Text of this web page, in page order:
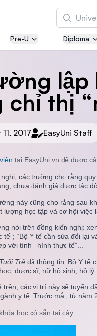
Tìm kiếm
Pre-U Diploma
lập
chỉ thị
2017 EasyUni Staff
tại EasyUni.vn để được
các trường cho rằng
chưa đánh giá được tác
này cũng cho rằng sau
lượng học tập và cơ hội việc
nói trên đồng kiến nghị:
tế”; “Bộ Y tế cần sửa đổi lại
với tình hình thực tế”...
Tuổi Trẻđã thông tin, Bộ Y tế
dược sĩ, nữ hộ sinh, hộ
trên, các vị trí này sẽ tuyển
y tế. Trước mắt, từ
học có sẵn tại đây.